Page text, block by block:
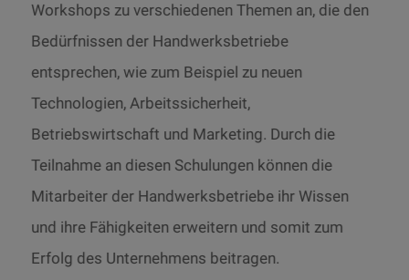
Workshops zu verschiedenen Themen an, die den
Bedürfnissen der Handwerksbetriebe
entsprechen, wie zum Beispiel zu neuen
Technologien, Arbeitssicherheit,
Betriebswirtschaft und Marketing. Durch die
Teilnahme an diesen Schulungen können die
Mitarbeiter der Handwerksbetriebe ihr Wissen
und ihre Fähigkeiten erweitern und somit zum
Erfolg des Unternehmens beitragen.